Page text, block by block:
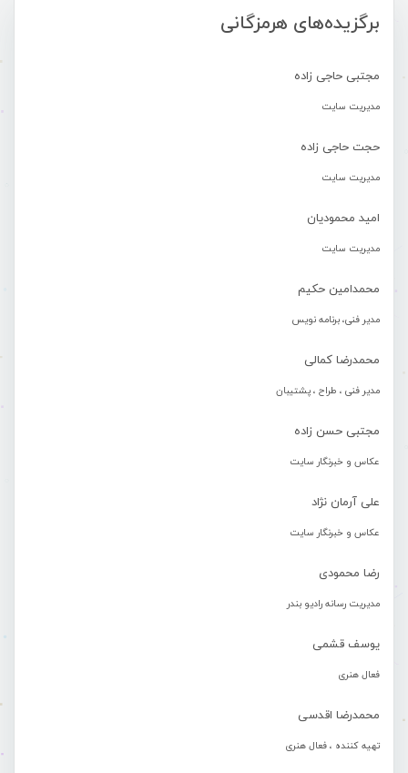
برگزیده‌های هرمزگانی
مجتبی حاجی زاده
مدیریت سایت
حجت حاجی زاده
مدیریت سایت
امید محمودیان
مدیریت سایت
محمدامین حکیم
مدیر فنی، برنامه نویس
محمدرضا کمالی
مدیر فنی ، طراح ، پشتیبان
مجتبی حسن زاده
عکاس و خبرنگار سایت
علی آرمان نژاد
عکاس و خبرنگار سایت
رضا محمودی
مدیریت رسانه رادیو بندر
یوسف قشمی
فعال هنری
محمدرضا اقدسی
تهیه کننده ، فعال هنری